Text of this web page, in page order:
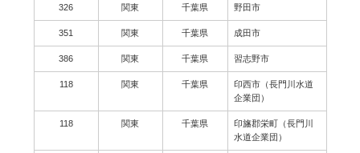
326 関東 千葉県 野田市
351 関東 千葉県 成田市
386 関東 千葉県 習志野市
118 関東 千葉県
印西市（長門川水道
企業団）
118 関東 千葉県
印旛郡栄町（長門川
水道企業団）